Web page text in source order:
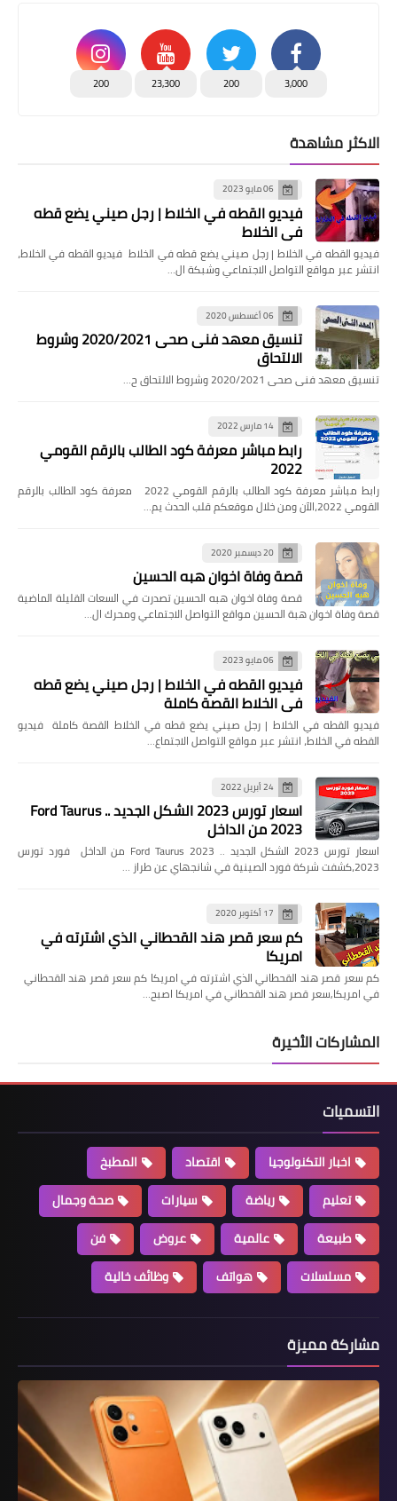
3,000
200
23,300
200
الاكثر مشاهدة
06 مايو 2023
فيديو القطه في الخلاط | رجل صيني يضع قطه
في الخلاط
فيديو القطه في الخلاط | رجل صيني يضع قطه في الخلاط فيديو القطه في الخلاط،
انتشر عبر مواقع التواصل الاجتماعي وشبكة ال…
06 أغسطس 2020
تنسيق معهد فنى صحى 2020/2021 وشروط
الالتحاق
تنسيق معهد فنى صحى 2020/2021 وشروط الالتحاق ح…
14 مارس 2022
رابط مباشر معرفة كود الطالب بالرقم القومي
2022
رابط مباشر معرفة كود الطالب بالرقم القومي 2022 معرفة كود الطالب بالرقم
القومي 2022،الآن ومن خلال موقعكم قلب الحدث يم…
20 ديسمبر 2020
قصة وفاة اخوان هبه الحسين
قصة وفاة اخوان هبه الحسين تصدرت في السعات القليلة الماضية
قصة وفاة اخوان هبة الحسين مواقع التواصل الاجتماعي ومحرك ال…
06 مايو 2023
فيديو القطه في الخلاط | رجل صيني يضع قطه
في الخلاط القصة كاملة
فيديو القطه في الخلاط | رجل صيني يضع قطه في الخلاط القصة كاملة فيديو
القطه في الخلاط، انتشر عبر مواقع التواصل الاجتماع…
24 أبريل 2022
اسعار تورس 2023 الشكل الجديد .. Ford Taurus
2023 من الداخل
اسعار تورس 2023 الشكل الجديد .. Ford Taurus 2023 من الداخل فورد تورس
2023،كشفت شركة فورد الصينية في شانجهاي عن طراز …
17 أكتوبر 2020
كم سعر قصر هند القحطاني الذي اشترته في
امريكا
كم سعر قصر هند القحطاني الذي اشترته في امريكا كم سعر قصر هند القحطاني
في امريكا,سعر قصر هند القحطاني في امريكا اصبح…
المشاركات الأخيرة
التسميات
اخبار التكنولوجيا اقتصاد
المطبخ
تعليم
رياضة سيارات
صحة وجمال
طبيعة
عالمية عروض
فن
مسلسلات
هواتف وظائف خالية
مشاركة مميزة